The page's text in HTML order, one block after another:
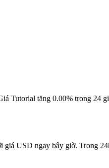
Tutorial tăng 0.00% trong
USD ngay bây giờ. Trong